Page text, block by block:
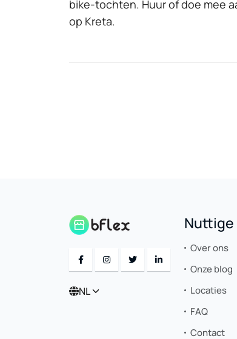
bike-tochten. Huur of doe mee
op Kreta.
NL
Nuttige
Over ons
Onze blog
Locaties
FAQ
Contact